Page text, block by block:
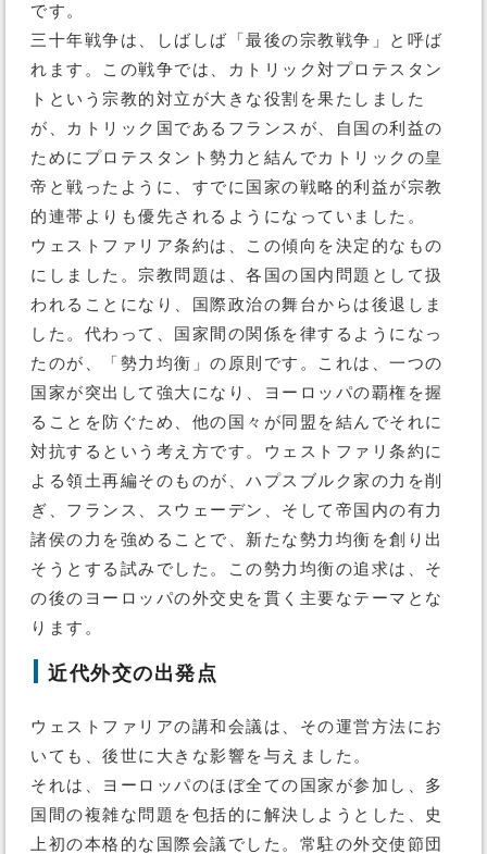
です。
三十年戦争は、しばしば「最後の宗教戦争」と呼ば
れます。この戦争では、カトリック対プロテスタン
トという宗教的対立が大きな役割を果たしました
が、カトリック国であるフランスが、自国の利益の
ためにプロテスタント勢力と結んでカトリックの皇
帝と戦ったように、すでに国家の戦略的利益が宗教
的連帯よりも優先されるようになっていました。
ウェストファリア条約は、この傾向を決定的なもの
にしました。宗教問題は、各国の国内問題として扱
われることになり、国際政治の舞台からは後退しま
した。代わって、国家間の関係を律するようになっ
たのが、「勢力均衡」の原則です。これは、一つの
国家が突出して強大になり、ヨーロッパの覇権を握
ることを防ぐため、他の国々が同盟を結んでそれに
対抗するという考え方です。ウェストファリ条約に
よる領土再編そのものが、ハプスブルク家の力を削
ぎ、フランス、スウェーデン、そして帝国内の有力
諸侯の力を強めることで、新たな勢力均衡を創り出
そうとする試みでした。この勢力均衡の追求は、そ
の後のヨーロッパの外交史を貫く主要なテーマとな
ります。
近代外交の出発点
ウェストファリアの講和会議は、その運営方法にお
いても、後世に大きな影響を与えました。
それは、ヨーロッパのほぼ全ての国家が参加し、多
国間の複雑な問題を包括的に解決しようとした、史
上初の本格的な国際会議でした。常駐の外交使節団